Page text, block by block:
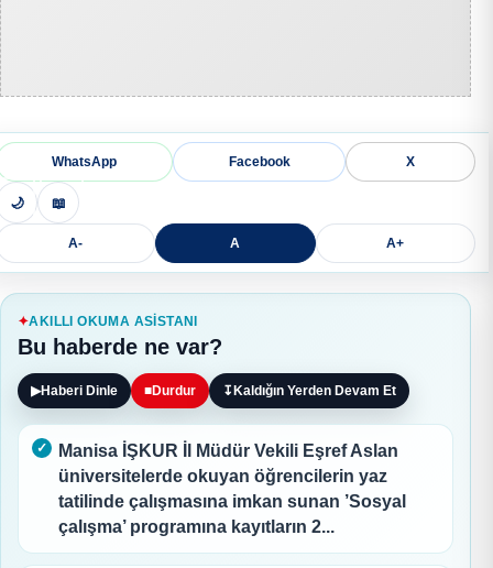
WhatsApp Facebook X
🌙 📖
A- A A+
AKILLI OKUMA ASISTANI
Bu haberde ne var?
▶Haberi Dinle ■Durdur ↧ Kaldığın Yerden Devam Et
Manisa İŞKUR İl Müdür Vekili Eşref Aslan
üniversitelerde okuyan öğrencilerin yaz
tatilinde çalışmasına imkan sunan ’Sosyal
çalışma’ programına kayıtların 2...